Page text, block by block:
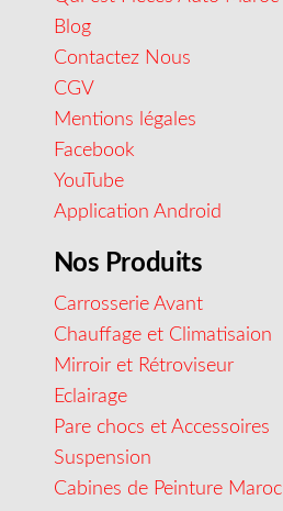
Blog
Contactez Nous
CGV
Mentions légales
Facebook
YouTube
Application Android
Nos Produits
Carrosserie Avant
Chauffage et Climatisaion
Mirroir et Rétroviseur
Eclairage
Pare chocs et Accessoires
Suspension
Cabines de Peinture Maroc